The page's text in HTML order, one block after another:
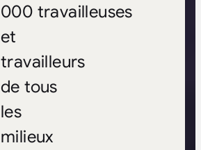
000 travailleuses
et
travailleurs
de tous
les
milieux